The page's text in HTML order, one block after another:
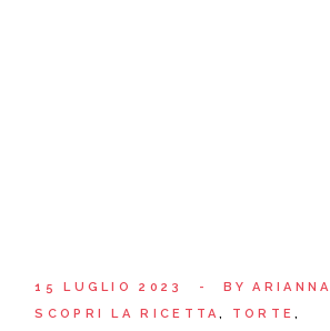
15 LUGLIO 2023 BY ARIANNA
SCOPRI LA RICETTA
TORTE